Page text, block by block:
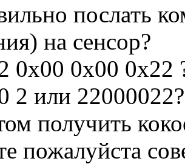
послать
на сенсор?
0x00 0x00 0x22
2 или 22000022?
получить
пожалуйста